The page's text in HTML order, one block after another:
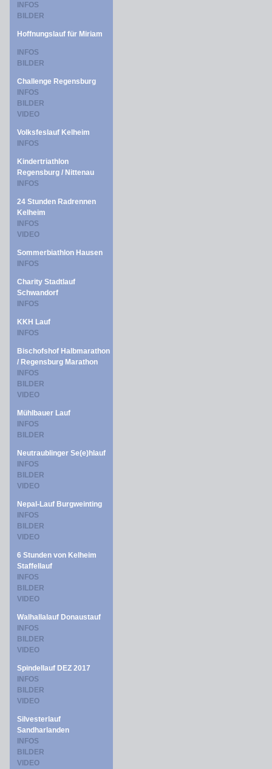
INFOS
BILDER
Hoffnungslauf für Miriam
INFOS
BILDER
Challenge Regensburg
INFOS
BILDER
VIDEO
Volksfeslauf Kelheim
INFOS
Kindertriathlon
Regensburg / Nittenau
INFOS
24 Stunden Radrennen
Kelheim
INFOS
VIDEO
Sommerbiathlon Hausen
INFOS
Charity Stadtlauf
Schwandorf
INFOS
KKH Lauf
INFOS
Bischofshof Halbmarathon
/ Regensburg Marathon
INFOS
BILDER
VIDEO
Mühlbauer Lauf
INFOS
BILDER
Neutraublinger Se(e)hlauf
INFOS
BILDER
VIDEO
Nepal-Lauf Burgweinting
INFOS
BILDER
VIDEO
6 Stunden von Kelheim
Staffellauf
INFOS
BILDER
VIDEO
Walhallalauf Donaustauf
INFOS
BILDER
VIDEO
Spindellauf DEZ 2017
INFOS
BILDER
VIDEO
Silvesterlauf
Sandharlanden
INFOS
BILDER
VIDEO